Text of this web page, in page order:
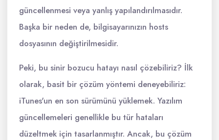
güncellenmesi veya yanlış yapılandırılmasıdır.
Başka bir neden de, bilgisayarınızın hosts
dosyasının değiştirilmesidir.
Peki, bu sinir bozucu hatayı nasıl çözebiliriz? İlk
olarak, basit bir çözüm yöntemi deneyebiliriz:
iTunes'un en son sürümünü yüklemek. Yazılım
güncellemeleri genellikle bu tür hataları
düzeltmek için tasarlanmıştır. Ancak, bu çözüm